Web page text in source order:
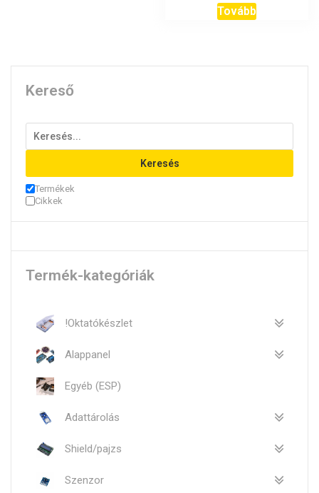
Tovább
Kereső
Keresés
Termékek
Cikkek
Termék-kategóriák
!Oktatókészlet
Alappanel
Egyéb (ESP)
Adattárolás
Shield/pajzs
Szenzor